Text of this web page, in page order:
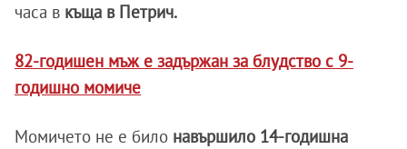
часа в къща в Петрич.
82-годишен мъж е задържан за блудство с 9-
годишно момиче
Момичето не е било навършило 14-годишна